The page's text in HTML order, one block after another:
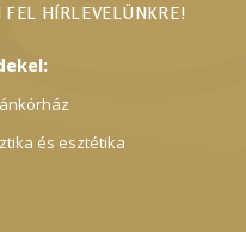
HÍRLEVELÜNKRE!
és esztétika